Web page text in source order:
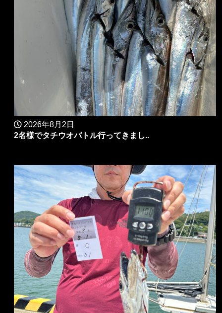
2026年8月2日
2名様でタチウオバトル行ってきまし..